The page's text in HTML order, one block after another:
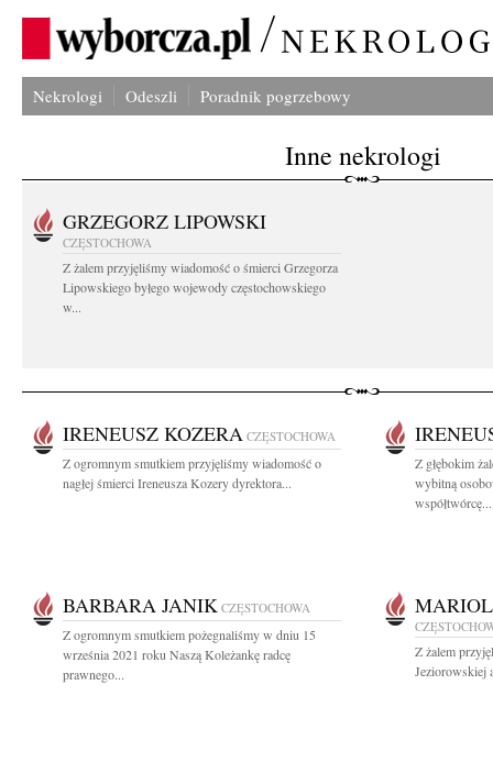
Nekrologi Odeszli Poradnik pogrzebowy
Inne nekrologi
GRZEGORZ LIPOWSKI
CZĘSTOCHOWA
Z żalem przyjęliśmy wiadomość o śmierci Grzegorza
Lipowskiego byłego wojewody częstochowskiego
w...
IRENEUSZ KOZERA CZĘSTOCHOWA
Z ogromnym smutkiem przyjęliśmy wiadomość o
nagłej śmierci Ireneusza Kozery dyrektora...
Z głębokim
wybitną
współtwórcę...
BARBARA JANIK CZĘSTOCHOWA
Z ogromnym smutkiem pożegnaliśmy w dniu 15
września 2021 roku Naszą Koleżankę radcę
prawnego...
Z żalem
Jeziorowskiej